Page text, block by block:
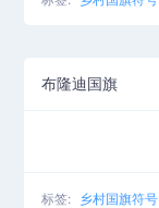
布隆迪国旗
标签: 乡村国旗符号